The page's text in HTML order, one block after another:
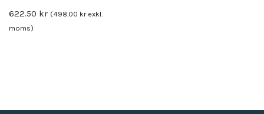
622.50 kr (498.00 krexkl.
moms)